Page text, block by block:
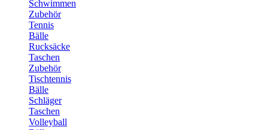
Schwimmen
Zubehör
Tennis
Bälle
Rucksäcke
Taschen
Zubehör
Tischtennis
Bälle
Schläger
Taschen
Volleyball